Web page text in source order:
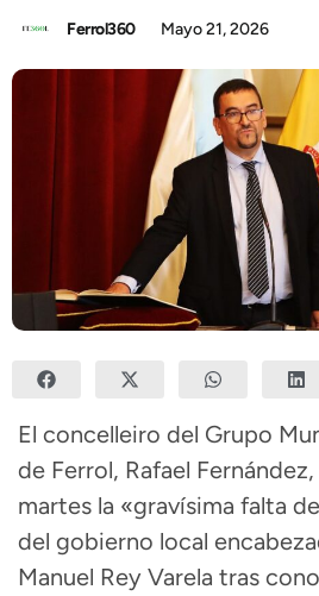
Ferrol360 Mayo 21, 2026
El concelleiro del Grupo
de Ferrol, Rafael Fernández
martes la «gravísima falta
del gobierno local
Manuel Rey Varela tras